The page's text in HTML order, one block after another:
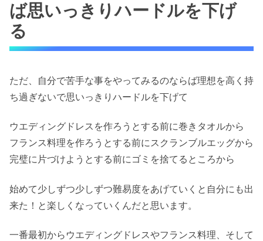
ば思いっきりハードルを下げ
る
ただ、自分で苦手な事をやってみるのならば理想を高く持
ち過ぎないで思いっきりハードルを下げて
ウエディングドレスを作ろうとする前に巻きタオルから
フランス料理を作ろうとする前にスクランブルエッグから
完璧に片づけようとする前にゴミを捨てるところから
始めて少しずつ少しずつ難易度をあげていくと自分にも出
来た！と楽しくなっていくんだと思います。
一番最初からウエディングドレスやフランス料理、そして